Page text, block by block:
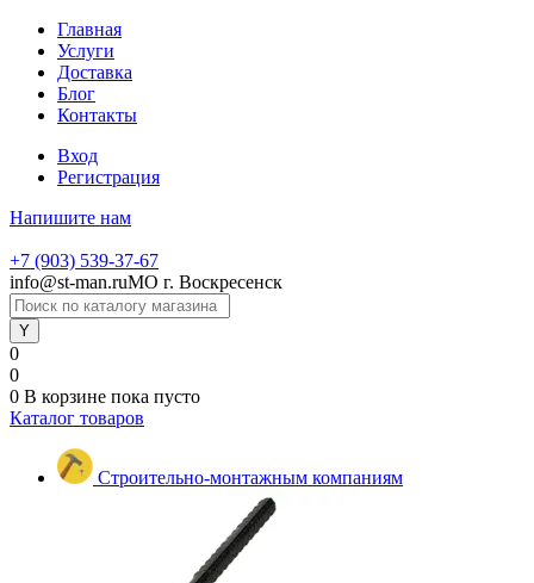
Главная
Услуги
Доставка
Блог
Контакты
Вход
Регистрация
Напишите нам
+7 (903) 539-37-67
info@st-man.ruМО г. Воскресенск
0
0
0 В корзине пока пусто
Каталог товаров
Строительно-монтажным компаниям